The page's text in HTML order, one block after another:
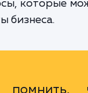
Во-первых,
сайта